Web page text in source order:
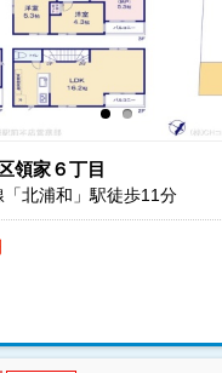
領家６丁目
北浦和」駅徒歩11分